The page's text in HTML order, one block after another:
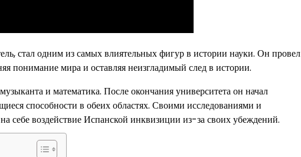
стал одним из самых влиятельных фигур в истории науки. Он провел
понимание мира и оставляя неизгладимый след в истории.
и математика. После окончания университета он начал
способности в обеих областях. Своими исследованиями и
себе воздействие Испанской инквизиции из-за своих убеждений.